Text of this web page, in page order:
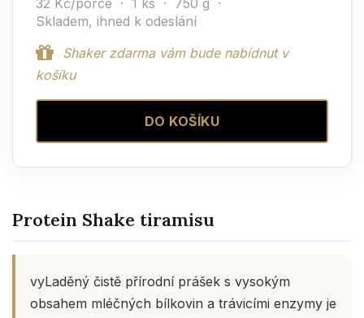
32 Kč/porce · 1 ks · 750 g ·
Skladem, ihned k odeslání
Shaker zdarma vám bude nabídnut v
košíku
DO KOŠÍKU
Protein Shake tiramisu
vyLaděný čistě přírodní prášek s vysokým
obsahem mléčných bílkovin a trávicími enzymy je